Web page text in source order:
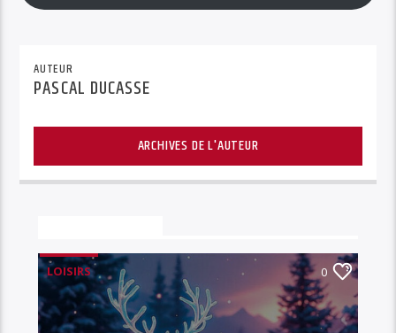
AUTEUR
PASCAL DUCASSE
ARCHIVES DE L'AUTEUR
LOISIRS 0